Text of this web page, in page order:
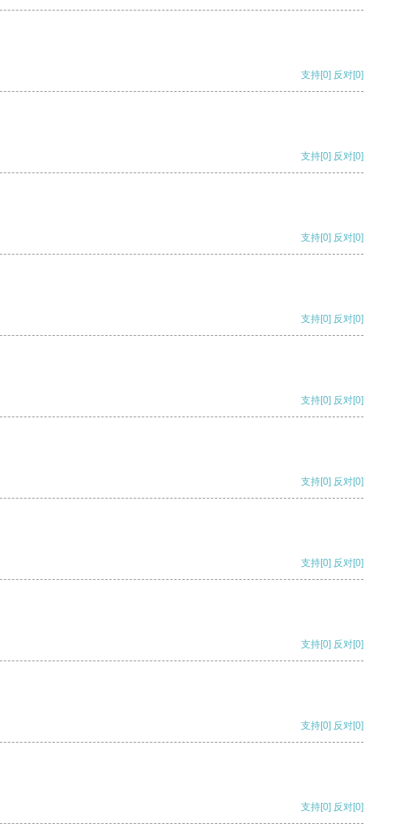
支持[0] 反对[0]
支持[0] 反对[0]
支持[0] 反对[0]
支持[0] 反对[0]
支持[0] 反对[0]
支持[0] 反对[0]
支持[0] 反对[0]
支持[0] 反对[0]
支持[0] 反对[0]
支持[0] 反对[0]